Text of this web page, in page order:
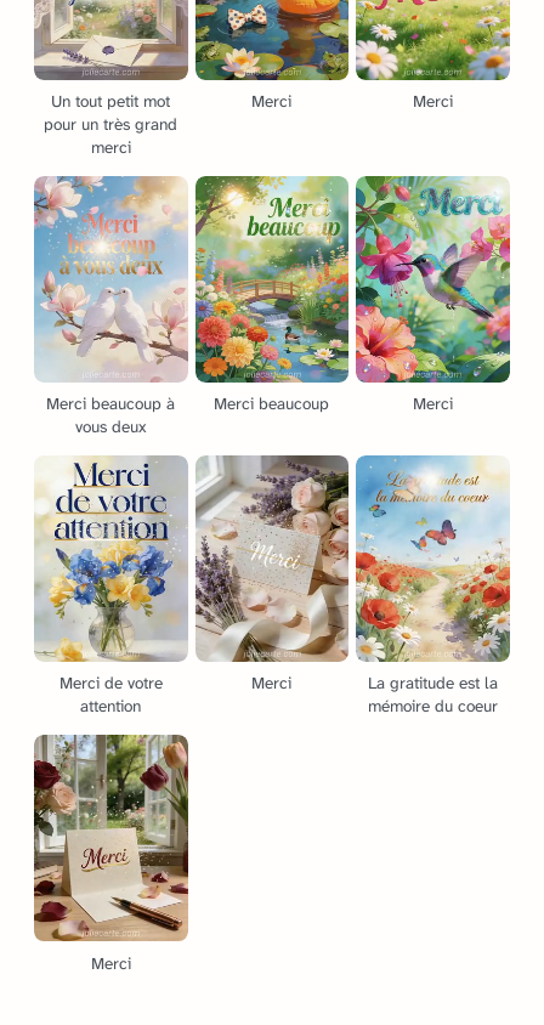
Un tout petit mot
pour un très grand
merci
Merci Merci
Merci beaucoup à
vous deux
Merci beaucoup Merci
Merci de votre
attention
Merci
La gratitude est la
mémoire du coeur
Merci